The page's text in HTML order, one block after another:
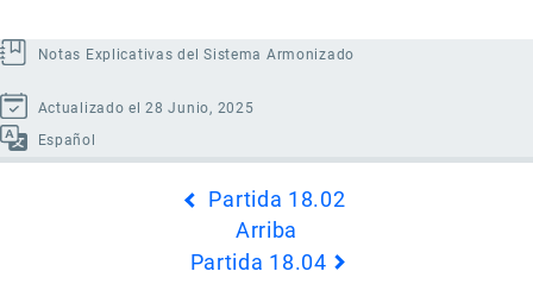
Notas Explicativas del Sistema Armonizado
Actualizado el 28 Junio, 2025
Español
Partida 18.02
Arriba
Partida 18.04